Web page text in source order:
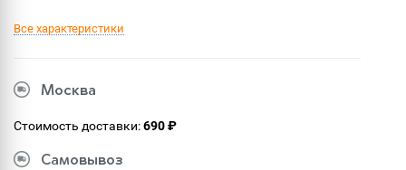
Все характеристики
Москва
Стоимость доставки:690 ₽
Самовывоз